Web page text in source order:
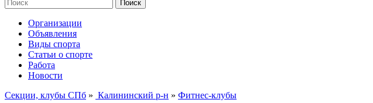
Организации
Объявления
Виды спорта
Статьи о спорте
Работа
Новости
Секции, клубы СПб » Калининский р-н » Фитнес-клубы